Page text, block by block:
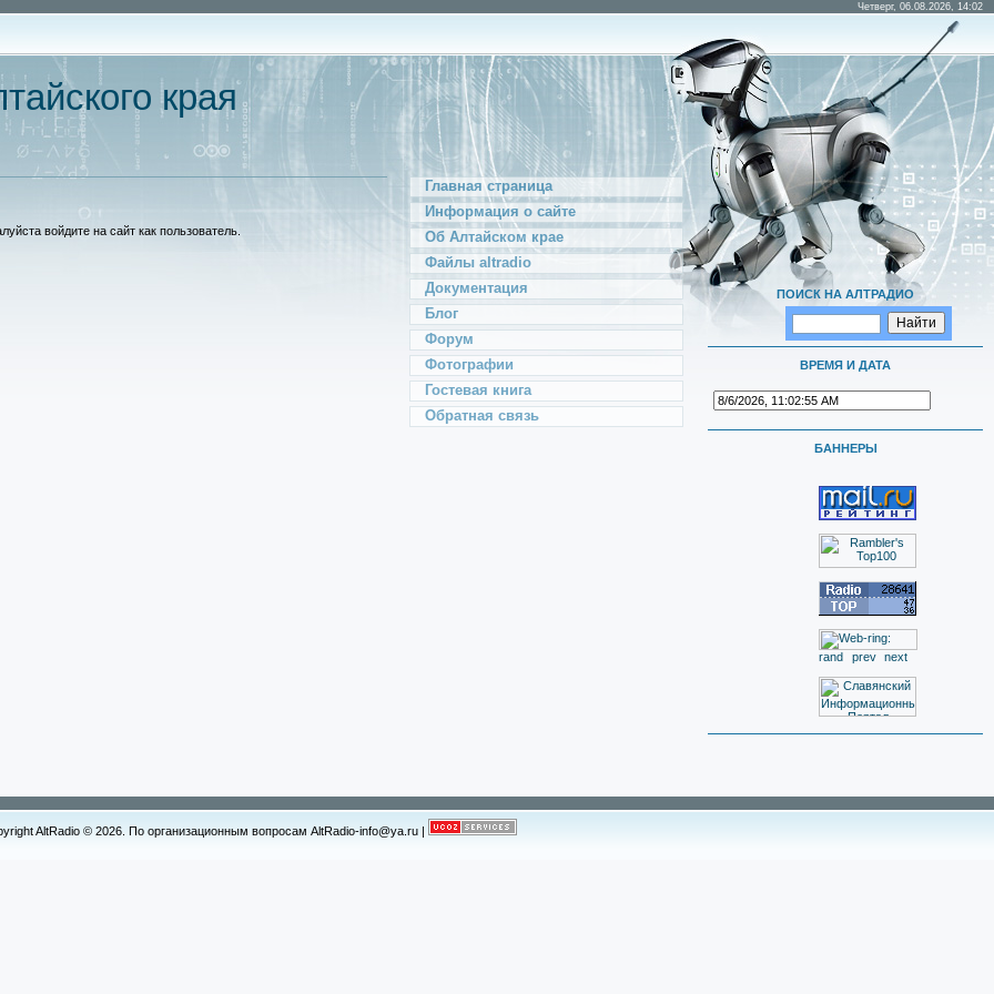
Четверг, 06.08.2026, 14:02
края
войдите на сайт как пользователь.
Главная страница
Информация о сайте
Об Алтайском крае
Файлы altradio
Документация
Блог
Форум
Фотографии
Гостевая книга
Обратная связь
ПОИСК НА АЛТРАДИО
ВРЕМЯ И ДАТА
БАННЕРЫ
AltRadio © 2026. По организационным вопросам AltRadio-info@ya.ru|